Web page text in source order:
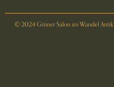
© 2024 Grüner Salon im Wandel Antik